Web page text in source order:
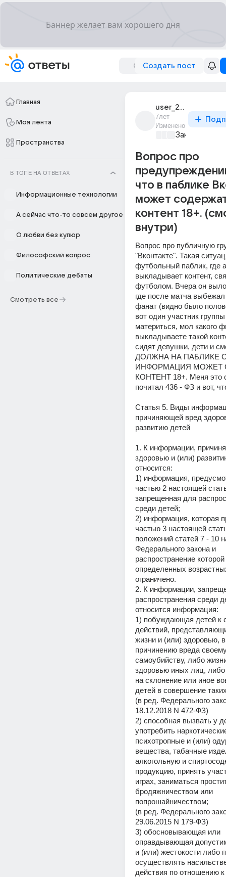
Создать пост
Главная
Моя лента
Пространства
В ТОПЕ НА ОТВЕТАХ
Информационные технологии
А сейчас что-то совсем другое
О любви без купюр
Философский вопрос
Политические дебаты
Смотреть все
user_271909273
7лет
Изменено
Закон и
Вопрос про
что в паблике
может
контент 18+.
внутри)
Вопрос про публичную
"Вконтакте". Такая
футбольный паблик, где
выкладывает контент,
футболом. Вчера он
где после матча
фанат (видно было
вот один участник
материться, мол какого
выкладываете такой
сидят девушки, дети и
ДОЛЖНА НА ПАБЛИКЕ
ИНФОРМАЦИЯ МОЖЕТ
КОНТЕНТ 18+. Меня это
почитал 436 - ФЗ и вот,
Статья 5. Виды
причиняющей вред
развитию детей
1. К информации,
здоровью и (или)
относится:
1) информация,
частью 2 настоящей
запрещенная для
среди детей;
2) информация, которая
частью 3 настоящей
положений статей 7 - 10
Федерального закона и
распространение
определенных
ограничено.
2. К информации,
распространения среди
относится информация:
1) побуждающая детей к
действий,
жизни и (или) здоровью,
причинению вреда
самоубийству, либо
здоровью иных лиц, либо
на склонение или иное
детей в совершение
(в ред. Федерального
18.12.2018 N 472-ФЗ)
2) способная вызвать у
употребить
психотропные и (или)
вещества, табачные
алкогольную и
продукцию, принять
играх, заниматься
бродяжничеством или
попрошайничеством;
(в ред. Федерального
29.06.2015 N 179-ФЗ)
3) обосновывающая или
оправдывающая
и (или) жестокости либо
осуществлять
действия по отношению